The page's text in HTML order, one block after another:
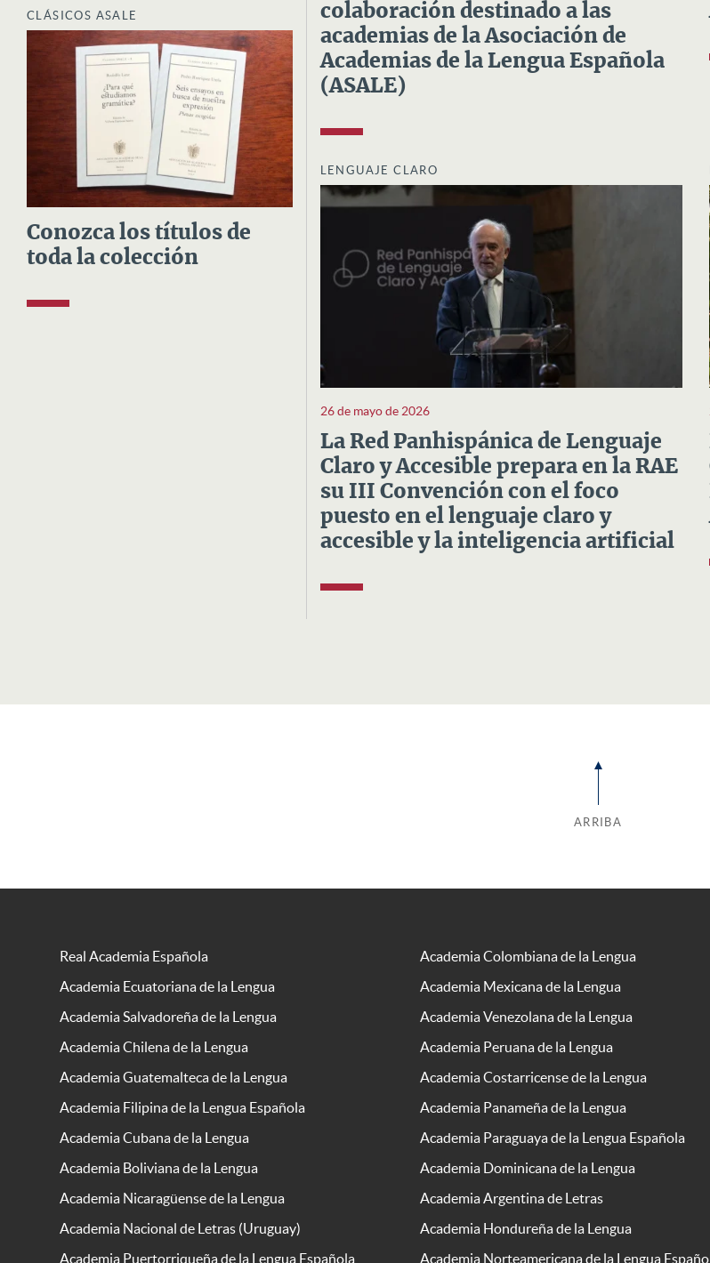
CLÁSICOS ASALE
Conozca los títulos de
toda la colección
colaboración destinado a las
academias de la Asociación de
Academias de la Lengua Española
(ASALE)
LENGUAJE CLARO
26 de mayo de 2026
La Red Panhispánica de Lenguaje
Claro y Accesible prepara en la RAE
su III Convención con el foco
puesto en el lenguaje claro y
accesible y la inteligencia artificial
ARRIBA
Real Academia Española
Academia Colombiana de la Lengua
Academia Ecuatoriana de la Lengua
Academia Mexicana de la Lengua
Academia Salvadoreña de la Lengua
Academia Venezolana de la Lengua
Academia Chilena de la Lengua
Academia Peruana de la Lengua
Academia Guatemalteca de la Lengua
Academia Costarricense de la Lengua
Academia Filipina de la Lengua Española
Academia Panameña de la Lengua
Academia Cubana de la Lengua
Academia Paraguaya de la Lengua Española
Academia Boliviana de la Lengua
Academia Dominicana de la Lengua
Academia Nicaragüense de la Lengua
Academia Argentina de Letras
Academia Nacional de Letras (Uruguay)
Academia Hondureña de la Lengua
Academia Puertorriqueña de la Lengua Española
Academia Norteamericana de la Lengua